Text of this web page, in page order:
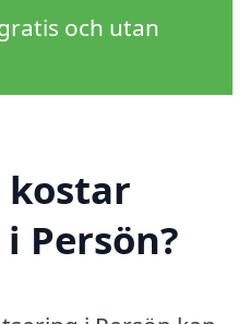
och utan
kostar
Persön?